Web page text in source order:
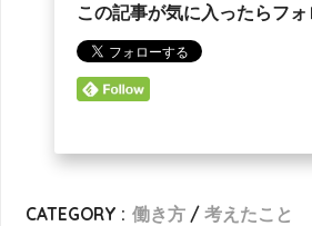
この記事が気に入ったらフォ
CATEGORY : 働き方
考えたこと